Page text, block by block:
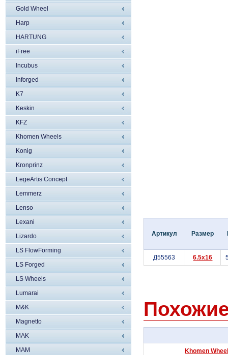
Gold Wheel
Harp
HARTUNG
iFree
Incubus
Inforged
K7
Keskin
KFZ
Khomen Wheels
Konig
Kronprinz
LegeArtis Concept
Lemmerz
Lenso
Lexani
Lizardo
LS FlowForming
LS Forged
LS Wheels
Lumarai
M&K
Magnetto
MAK
MAM
Артикул Размер
Д55563 6.5x16
Khomen